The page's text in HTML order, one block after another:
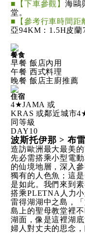
■【下車參觀】海鷗
堂。
■【參考行車時間距
亞94KM：1.5H皮
餐食
早餐 飯店內用
午餐 西式料理
晚餐 飯店主廚推薦
住宿
4★JAMA 或
KRAS 或鄰近城市
同等級
DAY10
波斯托伊那 > 布
造訪歐洲最大最美
先必需搭乘小型電
的仙境地層，深入
獨有的人色魚；這
是如此。我們來到
搭乘PLETNA人力
雷得湖湖中之島，
島上的聖母教堂裡
湖面，像是這裡湖
婦人對丈夫的思念